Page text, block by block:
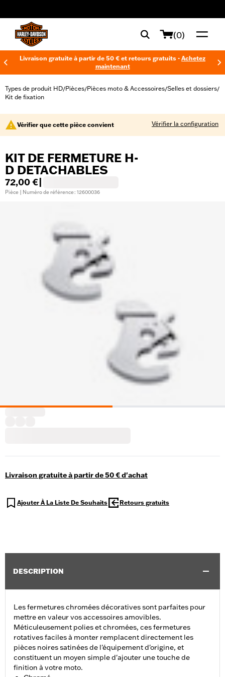
(0)
Livraison gratuite à partir de 50 € et retours gratuits - Achetez
maintenant
Types de produit HD/Pièces/Pièces moto & Accessoires/Selles et dossiers/
Kit de fixation
Vérifier que cette pièce convient Vérifier la configuration
KIT DE FERMETURE H-
D DETACHABLES
72,00 €
Pièce | Numéro de référence : 12600036
Livraison gratuite à partir de 50 € d'achat
Ajouter À La Liste De Souhaits Retours gratuits
DESCRIPTION
Les fermetures chromées décoratives sont parfaites pour
mettre en valeur vos accessoires amovibles.
Méticuleusement polies et chromées, ces fermetures
rotatives faciles à monter remplacent directement les
pièces noires satinées de l'équipement d'origine, et
constituent un moyen simple d'ajouter une touche de
finition à votre moto.